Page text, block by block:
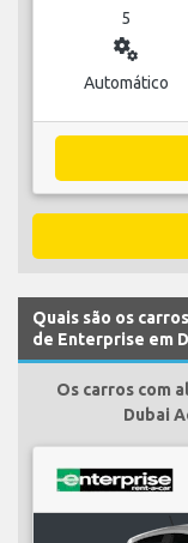
5
miscellaneous_services
Automático
Quais são os
de Enterprise em
Os carros com
Dubai